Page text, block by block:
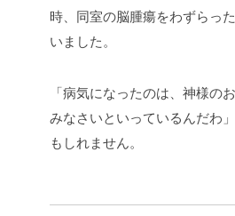
時、同室の脳腫瘍をわずらっ
いました。
「病気になったのは、神様の
みなさいといっているんだわ
もしれません。